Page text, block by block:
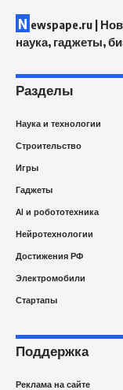
N ewspape.ru |
наука, гаджеты,
Разделы
Наука и технологии
Строительство
Игры
Гаджеты
AI и робототехника
Нейротехнологии
Достижения РФ
Электромобили
Стартапы
Поддержка
Реклама на сайте